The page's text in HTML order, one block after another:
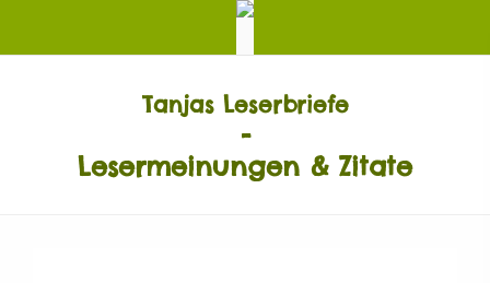
Tanjas Leserbriefe
-
Lesermeinungen & Zitate